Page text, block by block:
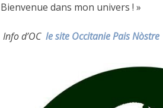
Bienvenue dans mon univers ! »
Info d’OC le site Occitanie Pais Nòstre